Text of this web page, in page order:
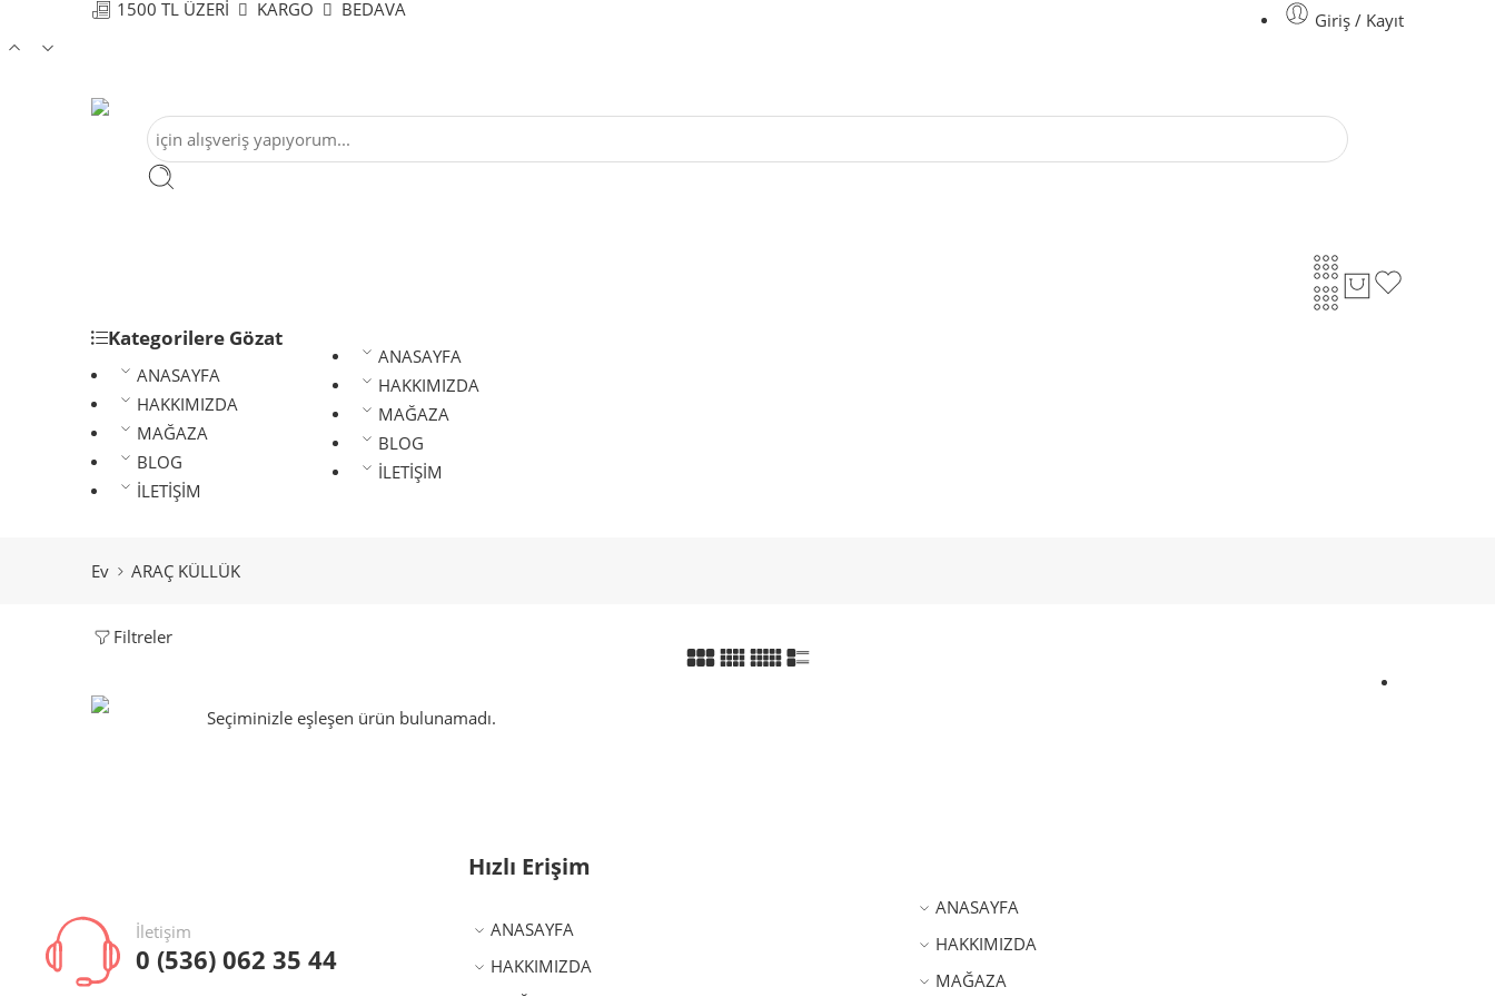
1500 TL ÜZERİ KARGO BEDAVA
Giriş / Kayıt
Kategorilere Gözat
ANASAYFA
HAKKIMIZDA
MAĞAZA
BLOG
İLETİŞİM
ANASAYFA
HAKKIMIZDA
MAĞAZA
BLOG
İLETİŞİM
Ev ARAÇ KÜLLÜK
Filtreler
Seçiminizle eşleşen ürün bulunamadı.
İletişim
0 (536) 062 35 44
Hızlı Erişim
ANASAYFA
HAKKIMIZDA
ANASAYFA
HAKKIMIZDA
MAĞAZA